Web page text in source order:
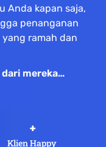
Anda kapan saja,
penanganan
ramah dan
mereka…
Klien Happy
+